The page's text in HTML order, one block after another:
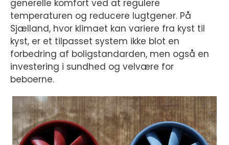
generelle komfort ved at regulere
temperaturen og reducere lugtgener. På
Sjælland, hvor klimaet kan variere fra kyst til
kyst, er et tilpasset system ikke blot en
forbedring af boligstandarden, men også en
investering i sundhed og velvære for
beboerne.